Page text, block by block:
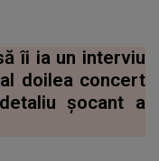
îi ia un interviu
doilea concert
șocant a